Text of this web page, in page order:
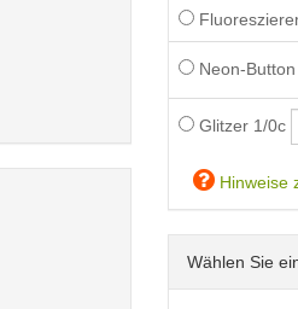
Neon-Button
Glitzer 1/0c
Hinweise
Wählen Sie